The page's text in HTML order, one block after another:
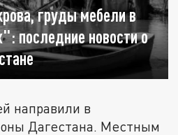
груды мебели в
последние новости о
направили в
Дагестана. Местным